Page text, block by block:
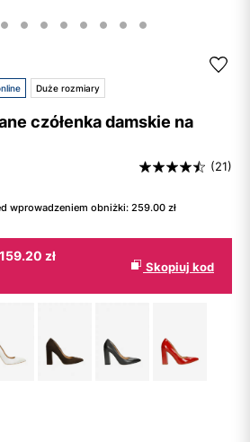
Duże rozmiary
czółenka damskie na
(21)
wprowadzeniem obniżki: 259.00 zł
159.20 zł
Skopiuj kod